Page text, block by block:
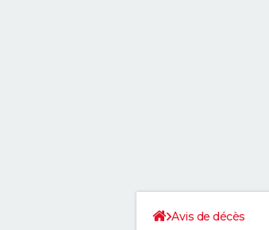
Avis de décès